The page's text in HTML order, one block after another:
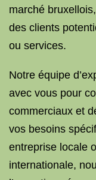
marché
des clients
ou services.
Notre équipe
avec vous pour
commerciaux et
vos besoins
entreprise locale
internationale,